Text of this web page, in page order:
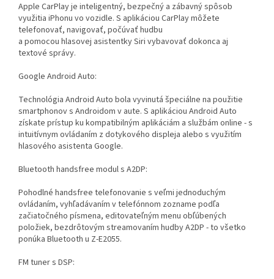
Apple CarPlay je inteligentný, bezpečný a zábavný spôsob
využitia iPhonu vo vozidle. S aplikáciou CarPlay môžete
telefonovať, navigovať, počúvať hudbu
a pomocou hlasovej asistentky Siri vybavovať dokonca aj
textové správy.
Google Android Auto:
Technológia Android Auto bola vyvinutá špeciálne na použitie
smartphonov s Androidom v aute. S aplikáciou Android Auto
získate prístup ku kompatibilným aplikáciám a službám online - s
intuitívnym ovládaním z dotykového displeja alebo s využitím
hlasového asistenta Google.
Bluetooth handsfree modul s A2DP:
Pohodlné handsfree telefonovanie s veľmi jednoduchým
ovládaním, vyhľadávaním v telefónnom zozname podľa
začiatočného písmena, editovateľným menu obľúbených
položiek, bezdrôtovým streamovaním hudby A2DP - to všetko
ponúka Bluetooth u Z-E2055.
FM tuner s DSP: